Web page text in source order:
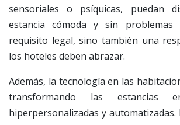
sensoriales o psíquicas, puedan
estancia cómoda y sin
requisito legal, sino también una
los hoteles deben abrazar.
Además, la tecnología en las
transformando las estancias
hiperpersonalizadas y automatizadas.